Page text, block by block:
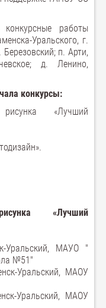
работы
Уральского, г.
п. Арти,
д. Ленино,
конкурсы:
«Лучший
«Лучший
Уральский, МАУО "
№51"
Уральский, МАОУ
Уральский, МАОУ